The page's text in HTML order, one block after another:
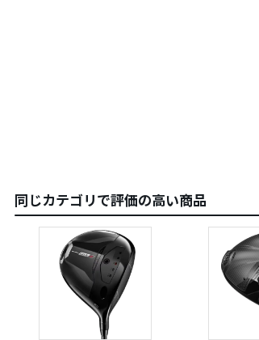
同じカテゴリで評価の高い商品